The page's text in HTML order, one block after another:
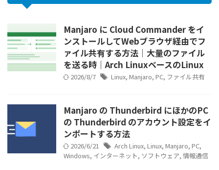
Manjaro に Cloud Commander をイ
ンストールしてWebブラウザ経由でフ
ァイル共有する方法｜大量のファイル
を送る時｜Arch LinuxベースのLinux
2026/8/7 Linux, Manjaro, PC, ファイル共有
Manjaro の Thunderbird にほかのPC
の Thunderbird のアカウント設定をイ
ンポートする方法
2026/6/21 Arch Linux, Linux, Manjaro, PC,
Windows, インターネット, ソフトウェア, 情報通信